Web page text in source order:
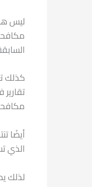
ليس
كذلك
أيضًا
الذي
لذلك